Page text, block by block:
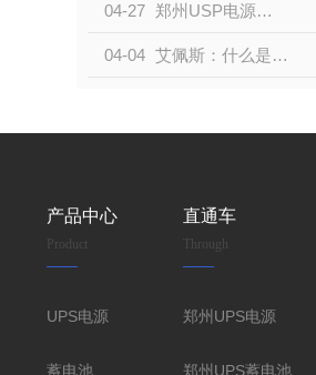
04-27 郑州USP电源厂家来说一说UPS电源的作用
04-04 艾佩斯：什么是UPS电源
产品中心
Product
UPS电源
蓄电池
直通车
Through
郑州UPS电源
郑州UPS蓄电池